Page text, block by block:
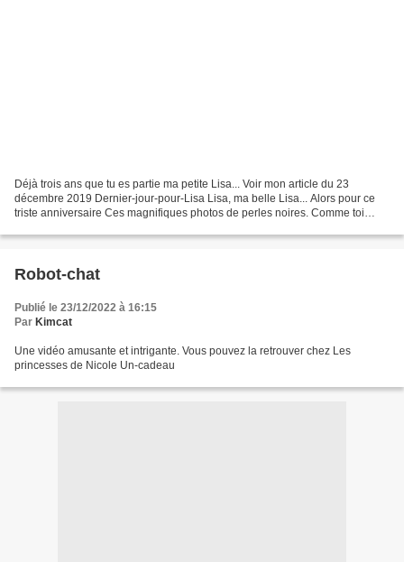
Déjà trois ans que tu es partie ma petite Lisa... Voir mon article du 23
décembre 2019 Dernier-jour-pour-Lisa Lisa, ma belle Lisa... Alors pour ce
triste anniversaire Ces magnifiques photos de perles noires. Comme toi
Robot-chat
Publié le 23/12/2022 à 16:15
Par Kimcat
Une vidéo amusante et intrigante. Vous pouvez la retrouver chez Les
princesses de Nicole Un-cadeau